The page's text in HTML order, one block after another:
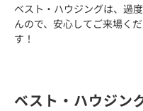
ベスト・ハウジングは、過
んので、安心してご来場く
す！
ベスト・ハウジン